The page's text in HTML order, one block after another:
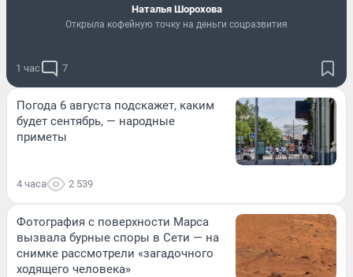
Наталья Шорохова
Открыла кофейную точку на деньги соцразвития
1 час 7
Погода 6 августа подскажет, каким
будет сентябрь, — народные
приметы
4 часа 2 539
Фотография с поверхности Марса
вызвала бурные споры в Сети — на
снимке рассмотрели «загадочного
ходящего человека»